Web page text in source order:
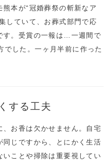
熊本が“冠婚葬祭の斬新なア
していて、お葬式部門で応
す。受賞の一報は…一週間で
でした。一ヶ月半前に作った
する工夫
、お香は欠かせません。自宅
同じですから、とにかく生活
いことや掃除は重要視してい